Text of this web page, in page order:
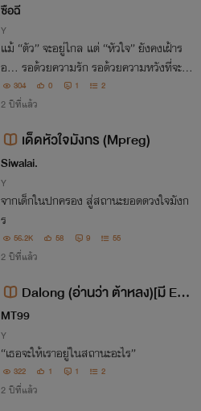
ซือฉี
Y
แม้ “ตัว” จะอยู่ไกล แต่ “หัวใจ” ยังคงเฝ้าร
อ… รอด้วยความรัก รอด้วยความหวังที่จะเจ
อคนที่เรารักอีกสักครั้ง ถึงแม้เขาคนนั้นจะพร
ากเราออกจากกัน แต่สิ่งที่ไม่มีวันพรากไปได้
304 0 1 2
2 ปีที่แล้ว
เด็ดหัวใจมังกร (Mpreg)
Siwalai.
Y
จากเด็กในปกครอง สู่สถานะยอดดวงใจมังก
ร
56.2K 58 9 55
2 ปีที่แล้ว
Dalong (อ่านว่า ต้าหลง)[มี E-b
ook]
MT99
Y
“เธอจะให้เราอยู่ในสถานะอะไร”
322 1 1 2
2 ปีที่แล้ว